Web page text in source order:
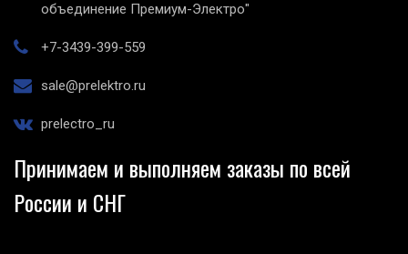
объединение Премиум-Электро"
+7-3439-399-559
sale@prelektro.ru
prelectro_ru
Принимаем и выполняем заказы по всей
России и СНГ